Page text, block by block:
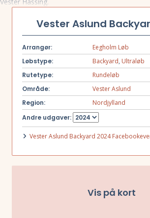
Der er ude på ruten et muldtoilet og et
De kommer efter ca 1/3 og 2/3 ude på ruten
dem for hver omgang.
Vester Aslund
Arrangør:
Eegholm Løb
Løbstype:
Backyard, Ultraløb
Rutetype:
Rundeløb
Område:
Vester Aslund
Region:
Nordjylland
Andre udgaver:
Vester Aslund Backyard 2024
Vis på kort